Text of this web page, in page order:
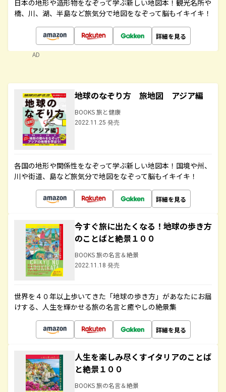
日本の地形や造形物をなぞって学ぶ新しい地図本！観光名所や
橋、川、湖、半島など旅気分で地図をなぞって脳もイキイキ！
詳細を見る
AD
地球のなぞり方 旅地図 アジア編
BOOKS 旅と健康
2022.11.25 発売
各国の地形や関係性をなぞって学ぶ新しい地図本！国境や州、
川や街道、島など旅気分で地図をなぞって脳もイキイキ！
詳細を見る
今すぐ旅に出たくなる！地球の歩き方
のことばと絶景１００
BOOKS 旅の名言＆絶景
2022.11.18 発売
世界を４０年以上歩いてきた「地球の歩き方」があなたにお届
けする、人生を輝かせる旅の名言と癒やしの絶景集
詳細を見る
人生を楽しみ尽くすイタリアのことば
と絶景１００
BOOKS 旅の名言＆絶景